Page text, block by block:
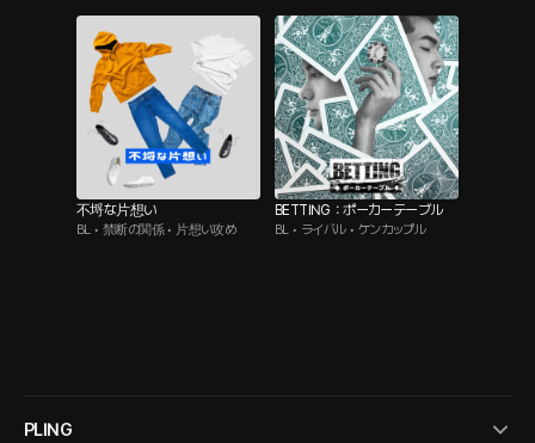
不埒な片想い
BL • 禁断の関係 • 片想い攻め
BETTING：ポーカーテーブル
BL • ライバル • ケンカップル
PLING